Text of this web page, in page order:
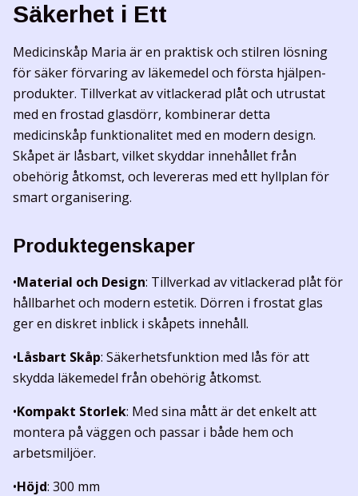
Säkerhet i Ett
Medicinskåp Maria är en praktisk och stilren lösning
för säker förvaring av läkemedel och första hjälpen-
produkter. Tillverkat av vitlackerad plåt och utrustat
med en frostad glasdörr, kombinerar detta
medicinskåp funktionalitet med en modern design.
Skåpet är låsbart, vilket skyddar innehållet från
obehörig åtkomst, och levereras med ett hyllplan för
smart organisering.
Produktegenskaper
•Material och Design: Tillverkad av vitlackerad plåt för
hållbarhet och modern estetik. Dörren i frostat glas
ger en diskret inblick i skåpets innehåll.
•Låsbart Skåp: Säkerhetsfunktion med lås för att
skydda läkemedel från obehörig åtkomst.
•Kompakt Storlek: Med sina mått är det enkelt att
montera på väggen och passar i både hem och
arbetsmiljöer.
•Höjd: 300 mm